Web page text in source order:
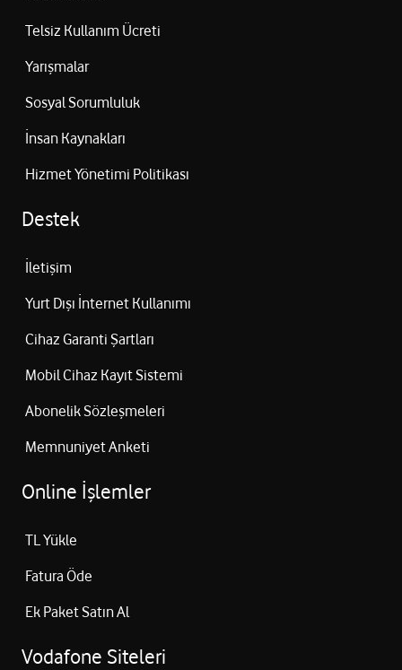
Telsiz Kullanım Ücreti
Yarışmalar
Sosyal Sorumluluk
İnsan Kaynakları
Hizmet Yönetimi Politikası
Destek
İletişim
Yurt Dışı İnternet Kullanımı
Cihaz Garanti Şartları
Mobil Cihaz Kayıt Sistemi
Abonelik Sözleşmeleri
Memnuniyet Anketi
Online İşlemler
TL Yükle
Fatura Öde
Ek Paket Satın Al
Vodafone Siteleri